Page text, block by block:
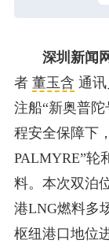
深圳新闻
者 董玉含 通讯
注船“新奥普陀
程安全保障下
PALMYRE”轮
料。本次双泊
港LNG燃料多
枢纽港口地位